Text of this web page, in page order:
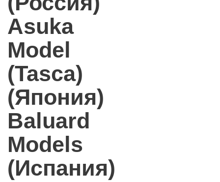
Asuka
Model
(Tasca)
(Япония)
Baluard
Models
(Испания)